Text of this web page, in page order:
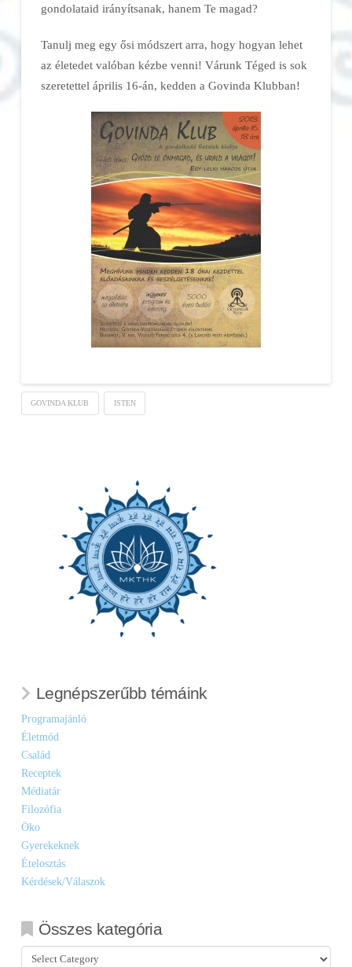
gondolataid irányítsanak, hanem Te magad?
Tanulj meg egy ősi módszert arra, hogy hogyan lehet
az életedet valóban kézbe venni! Várunk Téged is sok
szeretettel április 16-án, kedden a Govinda Klubban!
GOVINDA KLUB ISTEN
Legnépszerűbb témáink
Programajánló
Életmód
Család
Receptek
Médiatár
Filozófia
Öko
Gyerekeknek
Ételosztás
Kérdések/Válaszok
Összes kategória
Összes